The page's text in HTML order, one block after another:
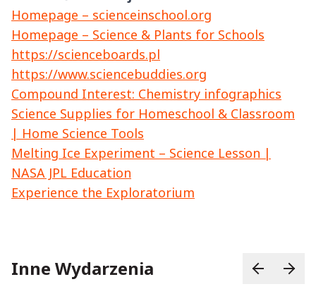
Homepage – scienceinschool.org
Homepage – Science & Plants for Schools
https://scienceboards.pl
https://www.sciencebuddies.org
Compound Interest: Chemistry infographics
Science Supplies for Homeschool & Classroom
| Home Science Tools
Melting Ice Experiment – Science Lesson |
NASA JPL Education
Experience the Exploratorium
Inne Wydarzenia